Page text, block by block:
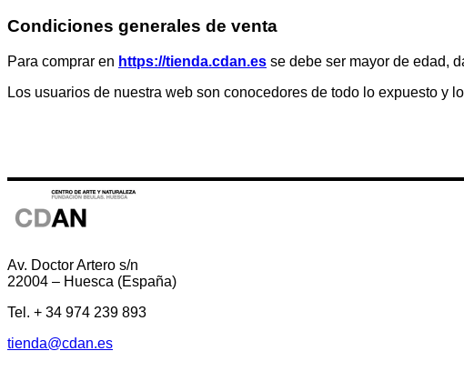
Condiciones generales de venta
Para comprar en https://tienda.cdan.es se debe ser mayor de edad,
Los usuarios de nuestra web son conocedores de todo lo expuesto y
Av. Doctor Artero s/n
22004 – Huesca (España)
Tel. + 34 974 239 893
tienda@cdan.es